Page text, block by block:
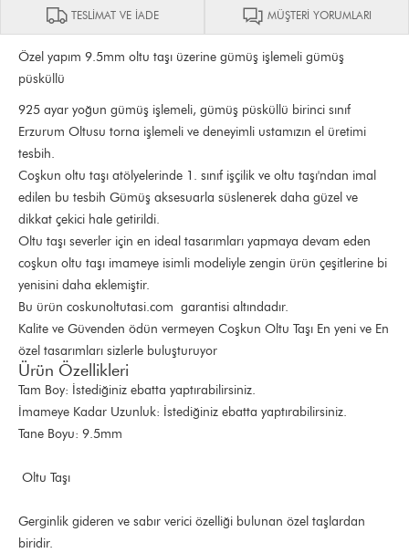
TESLİMAT VE İADE MÜŞTERİ YORUMLARI
Özel yapım 9.5mm oltu taşı üzerine gümüş işlemeli gümüş
püsküllü
925 ayar yoğun gümüş işlemeli, gümüş püsküllü birinci sınıf
Erzurum Oltusu torna işlemeli ve deneyimli ustamızın el üretimi
tesbih.
Coşkun oltu taşı atölyelerinde 1. sınıf işçilik ve oltu taşı'ndan imal
edilen bu tesbih Gümüş aksesuarla süslenerek daha güzel ve
dikkat çekici hale getirildi.
Oltu taşı severler için en ideal tasarımları yapmaya devam eden
coşkun oltu taşı imameye isimli modeliyle zengin ürün çeşitlerine bi
yenisini daha eklemiştir.
Bu ürün coskunoltutasi.com garantisi altındadır.
Kalite ve Güvenden ödün vermeyen Coşkun Oltu Taşı En yeni ve En
özel tasarımları sizlerle buluşturuyor
Ürün Özellikleri
Tam Boy: İstediğiniz ebatta yaptırabilirsiniz.
İmameye Kadar Uzunluk: İstediğiniz ebatta yaptırabilirsiniz.
Tane Boyu: 9.5mm
Oltu Taşı
Gerginlik gideren ve sabır verici özelliği bulunan özel taşlardan
biridir.